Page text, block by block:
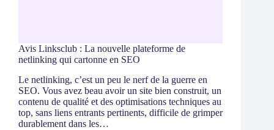
Avis Linksclub : La nouvelle plateforme de
netlinking qui cartonne en SEO
Le netlinking, c’est un peu le nerf de la guerre en
SEO. Vous avez beau avoir un site bien construit, un
contenu de qualité et des optimisations techniques au
top, sans liens entrants pertinents, difficile de grimper
durablement dans les…